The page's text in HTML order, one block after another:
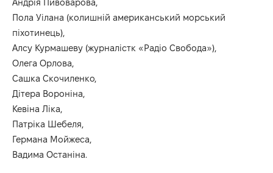
Андрія Пивоварова,
Пола Уілана (колишній американський морський
піхотинець),
Алсу Курмашеву (журналістк «Радіо Свобода»),
Олега Орлова,
Сашка Скочиленко,
Дітера Вороніна,
Кевіна Ліка,
Патріка Шебеля,
Германа Мойжеса,
Вадима Останіна.